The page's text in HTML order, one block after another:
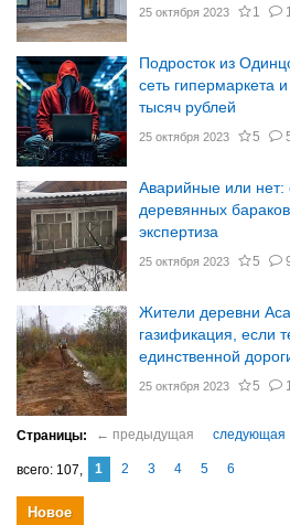
25 октября 2023 1
Подросток из
сеть гипермаркета
тысяч рублей
25 октября 2023 5
Аварийные или нет:
деревянных
экспертиза
25 октября 2023 5
Жители деревни
газификация, если
единственной
25 октября 2023 5
107 1 2 3 4 5 6
Новое